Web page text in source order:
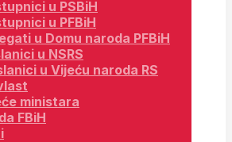
u PSBiH
u PFBiH
u Domu naroda PFBiH
u NSRS
u Vijeću naroda RS
ministara
FBiH